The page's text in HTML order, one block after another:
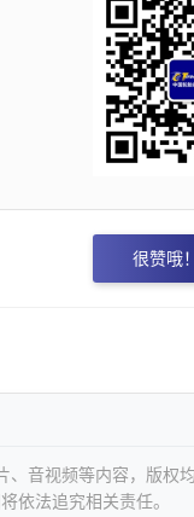
很赞哦
、音视频等内容，版
依法追究相关责任。